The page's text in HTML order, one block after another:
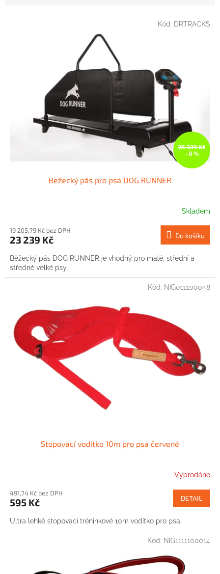
25 339 Kč
–8 %
Bežecký pás pro psa DOG RUNNER
Skladem
19 205,79 Kč bez DPH
23 239 Kč Do košíku
Běžecký pás DOG RUNNER je vhodný pro malé, střední a
středně velké psy.
Kód: DRTRACKS
Stopovací vodítko 10m pro psa červené
Vyprodáno
491,74 Kč bez DPH
595 Kč DETAIL
Ultra lehké stopovací tréninkové 10m vodítko pro psa.
Kód: NIG011100048
Kód: NIG1111100014